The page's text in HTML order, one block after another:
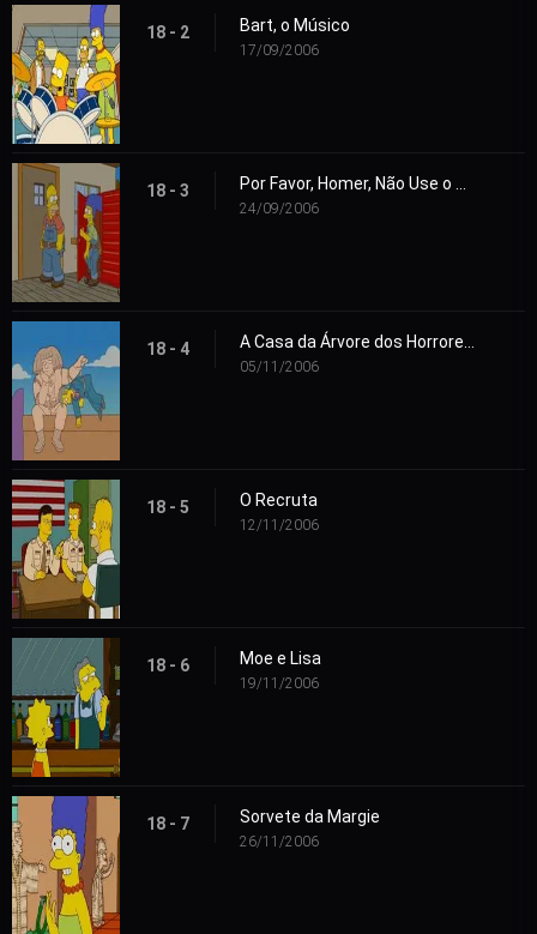
18 - 2 Bart, o Músico
17/09/2006
18 - 3
24/09/2006
18 - 4
05/11/2006
18 - 5 O Recruta
12/11/2006
18 - 6 Moe e Lisa
19/11/2006
18 - 7 Sorvete da Margie
26/11/2006